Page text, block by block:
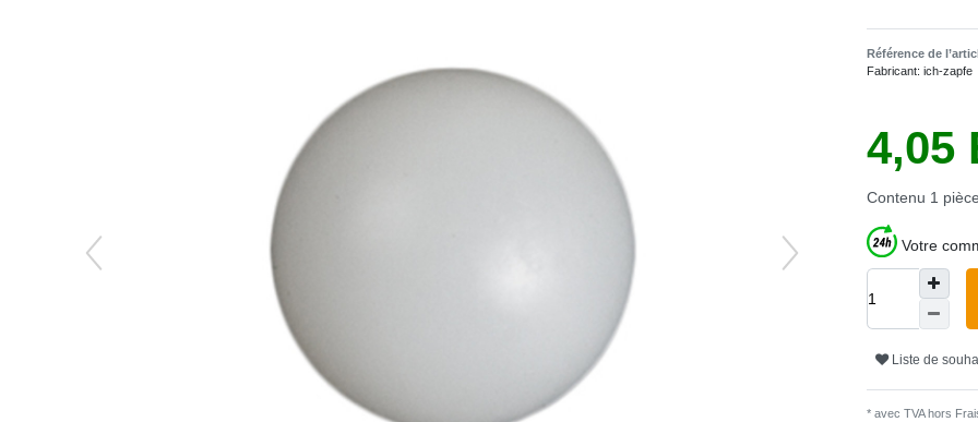
Référence de
Fabricant: ich-zapfe
4,05
Contenu 1 pièce
Votre
Liste de
* avec TVA hors